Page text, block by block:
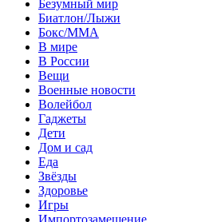
Безумный мир
Биатлон/Лыжи
Бокс/MMA
В мире
В России
Вещи
Военные новости
Волейбол
Гаджеты
Дети
Дом и сад
Еда
Звёзды
Здоровье
Игры
Импортозамещение